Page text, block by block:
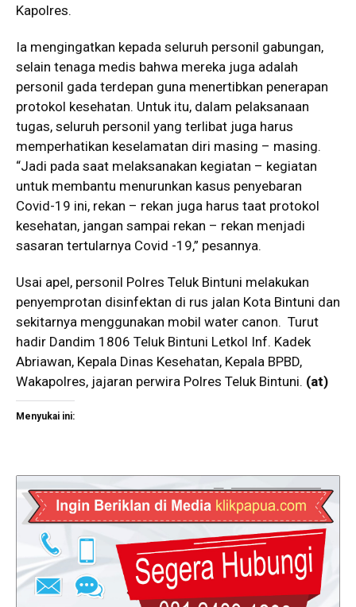
Kapolres.
Ia mengingatkan kepada seluruh personil gabungan,
selain tenaga medis bahwa mereka juga adalah
personil gada terdepan guna menertibkan penerapan
protokol kesehatan. Untuk itu, dalam pelaksanaan
tugas, seluruh personil yang terlibat juga harus
memperhatikan keselamatan diri masing – masing.
“Jadi pada saat melaksanakan kegiatan – kegiatan
untuk membantu menurunkan kasus penyebaran
Covid-19 ini, rekan – rekan juga harus taat protokol
kesehatan, jangan sampai rekan – rekan menjadi
sasaran tertularnya Covid -19,” pesannya.
Usai apel, personil Polres Teluk Bintuni melakukan
penyemprotan disinfektan di rus jalan Kota Bintuni dan
sekitarnya menggunakan mobil water canon. Turut
hadir Dandim 1806 Teluk Bintuni Letkol Inf. Kadek
Abriawan, Kepala Dinas Kesehatan, Kepala BPBD,
Wakapolres, jajaran perwira Polres Teluk Bintuni. (at)
Menyukai ini: